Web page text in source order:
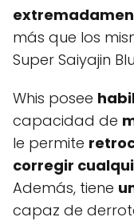
más que los
Super Saiyajin
Whis posee
capacidad de
le permite
corregir
Además, tiene
capaz de